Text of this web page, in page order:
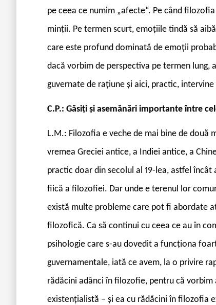
pe ceea ce numim „afecte“. Pe când
minții. Pe termen scurt, emoțiile tindă să
care este profund dominată de emoții
dacă vorbim de perspectiva pe termen lung,
guvernate de rațiune și aici, practic,
C.P.: Găsiți și asemănări importante între
L.M.: Filozofia e veche de mai bine de
vremea Greciei antice, a Indiei antice, a
practic doar din secolul al 19-lea, astfel
fiică a filozofiei. Dar unde e terenul lor
există multe probleme care pot fi abordate
filozofică. Ca să continui cu ceea ce au în
psihologie care s-au dovedit a funcționa
guvernamentale, iată ce avem, la o privire
rădăcini adânci în filozofie, pentru că
existențialistă – și ea cu rădăcini în filozofia